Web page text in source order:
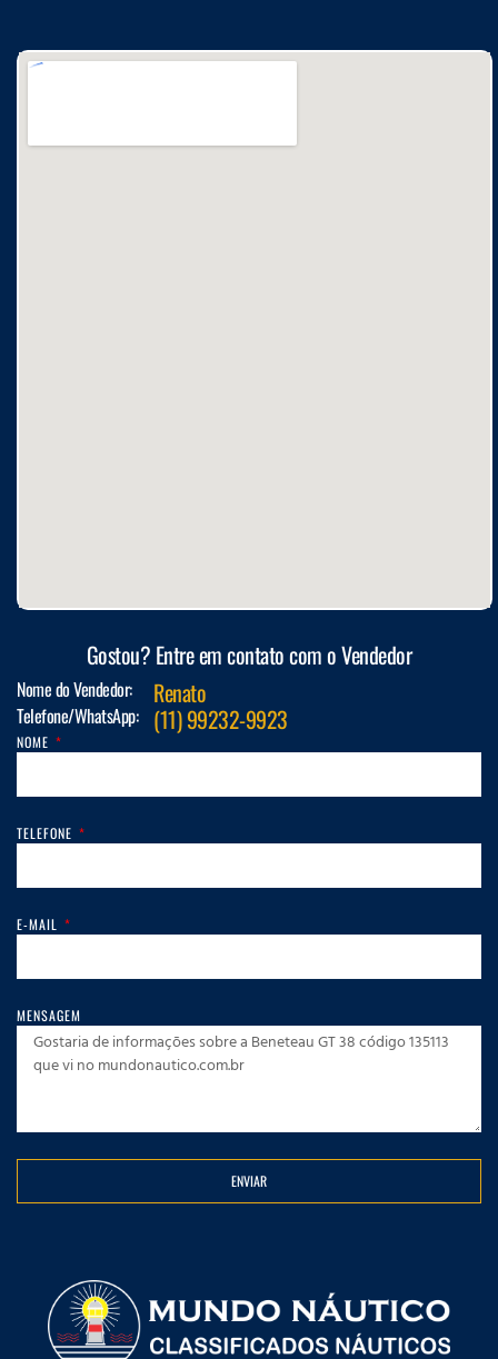
Gostou? Entre em contato com o Vendedor
Nome do Vendedor: Renato
Telefone/WhatsApp: (11) 99232-9923
NOME
TELEFONE
E-MAIL
MENSAGEM
ENVIAR